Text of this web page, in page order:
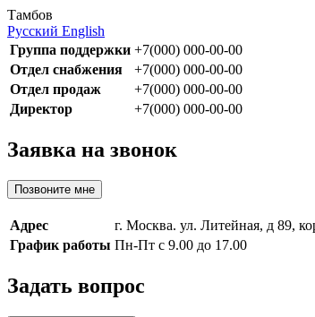
Тамбов
Русский English
Группа поддержки +7(000) 000-00-00
Отдел снабжения
+7(000) 000-00-00
Отдел продаж
+7(000) 000-00-00
Директор
+7(000) 000-00-00
Заявка на звонок
Позвоните мне
Адрес
г. Москва. ул. Литейная, д 89,
График работы Пн-Пт с 9.00 до 17.00
Задать вопрос